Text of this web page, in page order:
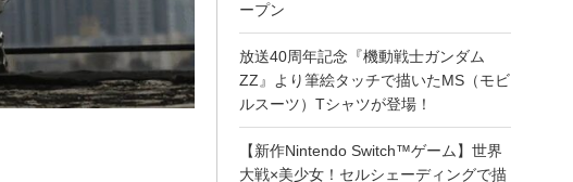
ープン
放送40周年記念『機動戦士ガンダム
ZZ』より筆絵タッチで描いたMS（モビ
ルスーツ）Tシャツが登場！
【新作Nintendo Switch™ゲーム】世界
大戦×美少女！セルシェーディングで描